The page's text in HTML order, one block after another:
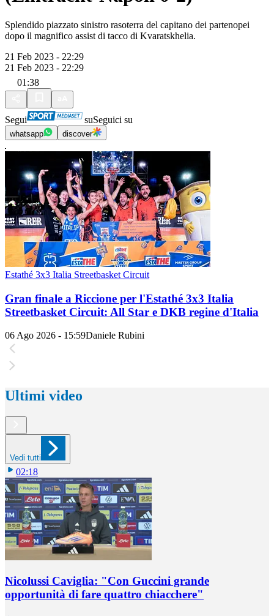
Splendido piazzato sinistro rasoterra del capitano dei partenopei
dopo il magnifico assist di tacco di Kvaratskhelia.
21 Feb 2023 - 22:29
21 Feb 2023 - 22:29
01:38
Segui suSeguici su
whatsapp discover
Estathé 3x3 Italia Streetbasket Circuit
Gran finale a Riccione per l'Estathé 3x3 Italia
Streetbasket Circuit: All Star e DKB regine d'Italia
06 Ago 2026 - 15:59Daniele Rubini
Ultimi video
Vedi tutti
02:18
Nicolussi Caviglia: "Con Guccini grande
opportunità di fare quattro chiacchere"